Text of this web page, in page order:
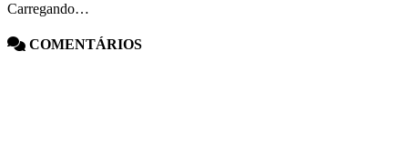
Carregando…
COMENTÁRIOS